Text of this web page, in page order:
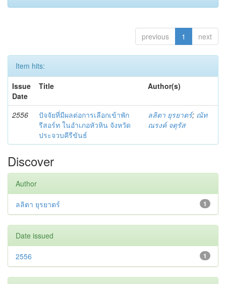
previous 1 next
Item hits:
Issue
Date
Title Author(s)
2556
ปัจจัยที่มีผลต่อการเลือกเข้าพัก
รีสอร์ท ในอำเภอหัวหิน จังหวัด
ประจวบคีรีขันธ์
ลลิตา ยุรยาตร์; ณัท
ณรงค์ จตุรัส
Discover
Author
1
ลลิตา ยุรยาตร์
Date issued
1
2556